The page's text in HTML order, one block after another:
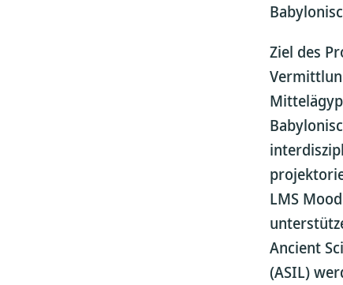
Ziel des
LMS
Ancient
(ASIL)